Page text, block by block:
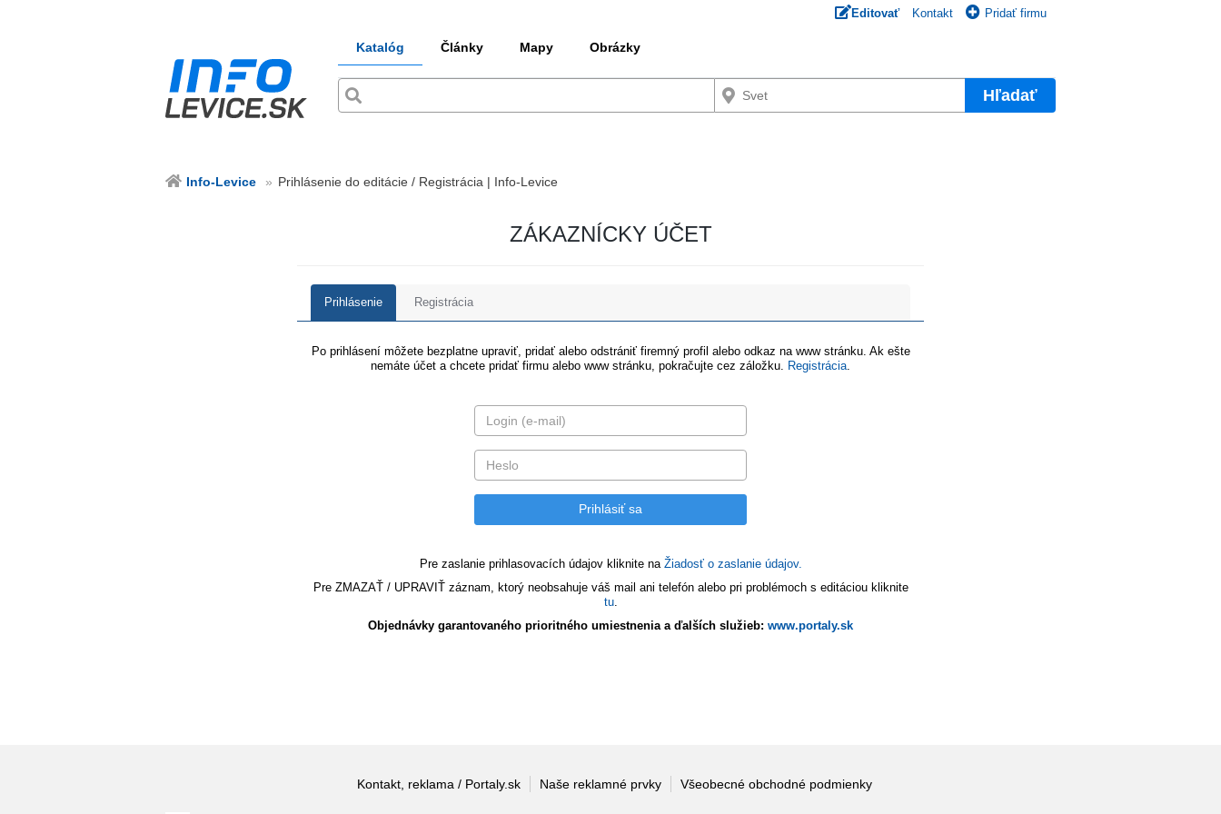
Editovať Kontakt Pridať firmu
Katalóg Články Mapy Obrázky
Hľadať
Info-Levice Prihlásenie do editácie / Registrácia | Info-Levice
ZÁKAZNÍCKY ÚČET
Prihlásenie Registrácia
Po prihlásení môžete bezplatne upraviť, pridať alebo odstrániť firemný profil alebo odkaz na www stránku. Ak ešte
nemáte účet a chcete pridať firmu alebo www stránku, pokračujte cez záložku.
Registrácia
Pre zaslanie prihlasovacích údajov kliknite na Žiadosť o zaslanie údajov.
Pre ZMAZAŤ / UPRAVIŤ záznam, ktorý neobsahuje váš mail ani telefón alebo pri problémoch s editáciou kliknite
tu.
Objednávky garantovaného prioritného umiestnenia a ďalších služieb: www.portaly.sk
Kontakt, reklama / Portaly.sk Naše reklamné prvky Všeobecné obchodné podmienky